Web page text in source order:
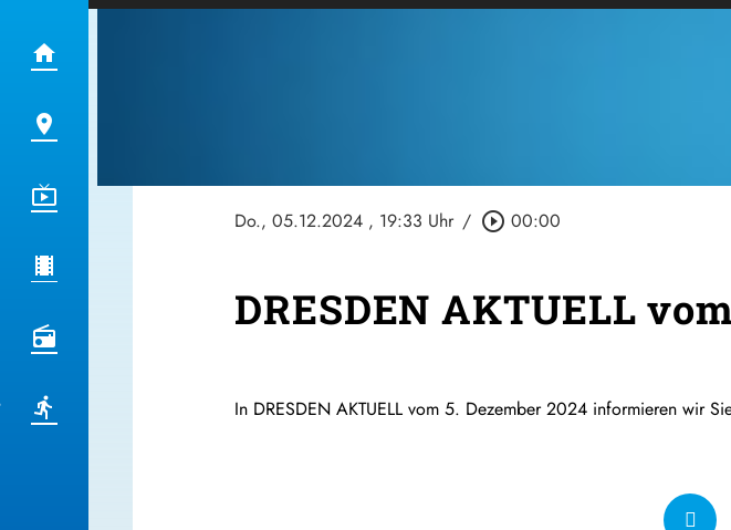
Do., 05.12.2024 , 19:33 Uhr / play_circle_outline 00:00
DRESDEN AKTUELL
In DRESDEN AKTUELL vom 5. Dezember 2024 informieren wir